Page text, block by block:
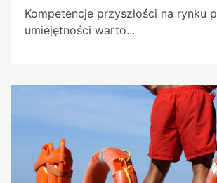
Kompetencje przyszłości na rynku
umiejętności warto...